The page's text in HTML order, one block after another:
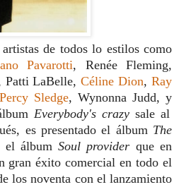
de todos lo estilos como
Pavarotti, Renée Fleming,
Patti LaBelle, Céline Dion,Ray
Percy Sledge, Wynonna Judd, y
Everybody's crazysale al
es presentado el álbum The
el álbumSoul provider que en
gran éxito comercial en todo el
los noventa con el lanzamiento